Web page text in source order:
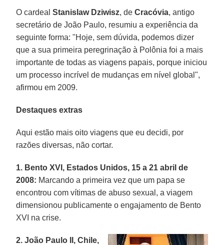
O cardealStanislaw Dziwisz, deCracóvia, antigo
secretário de João Paulo, resumiu a experiência da
seguinte forma: "Hoje, sem dúvida, podemos dizer
que a sua primeira peregrinação à Polônia foi a mais
importante de todas as viagens papais, porque iniciou
um processo incrível de mudanças em nível global",
afirmou em 2009.
Destaques extras
Aqui estão mais oito viagens que eu decidi, por
razões diversas, não cortar.
1. Bento XVI, Estados Unidos, 15 a 21 abril de
2008: Marcando a primeira vez que um papa se
encontrou com vítimas de abuso sexual, a viagem
dimensionou publicamente o engajamento de Bento
XVI na crise.
2. João Paulo II, Chile,